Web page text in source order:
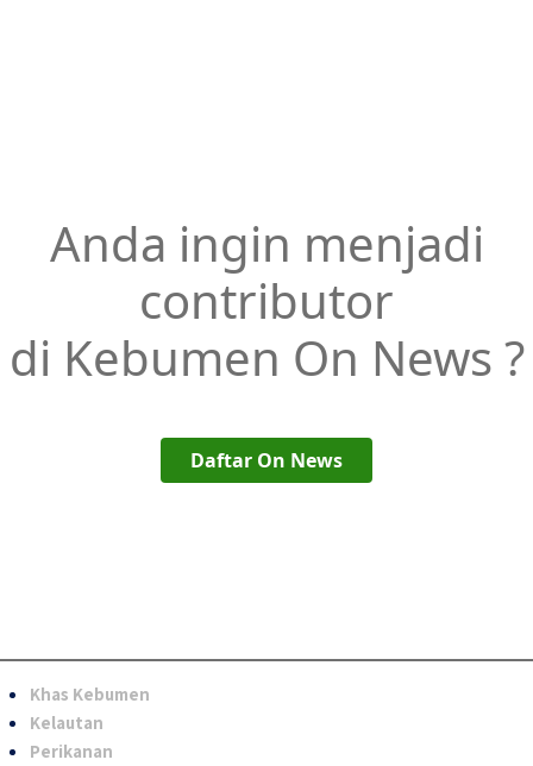
Anda ingin menjadi
contributor
di Kebumen On News ?
Daftar On News
Khas Kebumen
Kelautan
Perikanan